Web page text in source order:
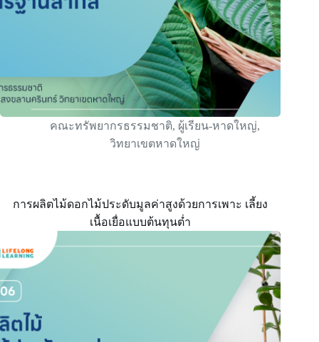
คณะทรัพยากรธรรมชาติ, ผู้เรียน-หาดใหญ่,
วิทยาเขตหาดใหญ่
การผลิตไม้ดอกไม้ประดับมูลค่าสูงด้วยการเพาะ เลี้ยง
เนื้อเยื่อแบบต้นทุนตํ่า